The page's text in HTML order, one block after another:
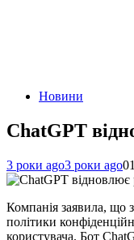
Новини
ChatGPT
3 роки ago3 роки ago0
Компанія заявила, що
політики
користувача. Бот